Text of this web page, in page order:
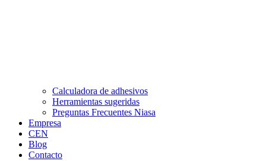
Calculadora de adhesivos
Herramientas sugeridas
Preguntas Frecuentes Niasa
Empresa
CEN
Blog
Contacto